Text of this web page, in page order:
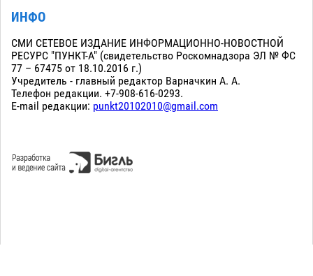
ИНФО
СМИ СЕТЕВОЕ ИЗДАНИЕ ИНФОРМАЦИОННО-НОВОСТНОЙ
РЕСУРС "ПУНКТ-А" (свидетельство Роскомнадзора ЭЛ № ФС
77 – 67475 от 18.10.2016 г.)
Учредитель - главный редактор Варначкин А. А.
Телефон редакции. +7-908-616-0293.
E-mail редакции: punkt20102010@gmail.com